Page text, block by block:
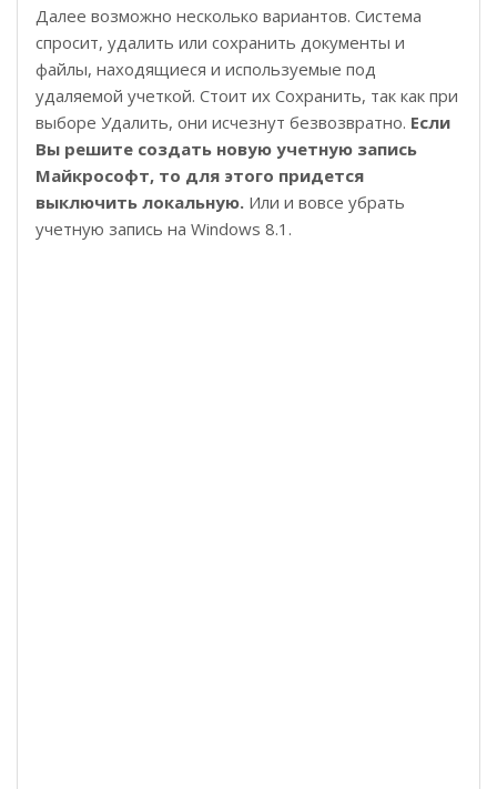
Далее возможно несколько вариантов. Система
спросит, удалить или сохранить документы и
файлы, находящиеся и используемые под
удаляемой учеткой. Стоит их Сохранить, так как при
выборе Удалить, они исчезнут безвозвратно. Если
Вы решите создать новую учетную запись
Майкрософт, то для этого придется
выключить локальную. Или и вовсе убрать
учетную запись на Windows 8.1.